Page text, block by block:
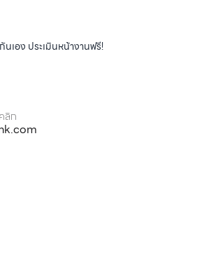
เอง ประเมินหน้างานฟรี!
ลิก